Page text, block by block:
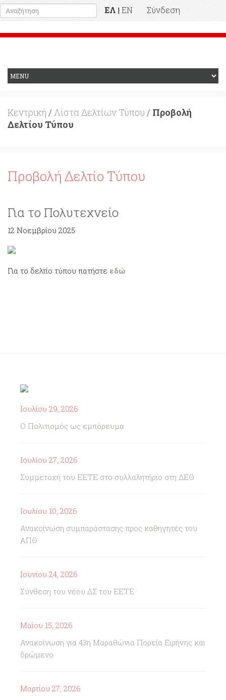
ΕΛ | EN
Σύνδεση
Κεντρική / Λίστα Δελτίων Τύπου / Προβολή
Δελτίου Τύπου
Προβολή Δελτίο Τύπου
Για το Πολυτεχνείο
12 Νοεμβρίου 2025
Για το δελτίο τύπου πατήστε εδώ
Ιουλίου 29, 2026
Ο Πολιτισμός ως εμπόρευμα
Ιουλίου 27, 2026
Συμμετοχή του ΕΕΤΕ στο συλλαλητήριο στη ΔΕΘ
Ιουλίου 10, 2026
Ανακοίνωση συμπαράστασης προς καθηγητές του
ΑΠΘ
Ιουνίου 24, 2026
Σύνθεση του νέου ΔΣ του ΕΕΤΕ
Μαΐου 15, 2026
Ανακοίνωση για 43η Μαραθώνια Πορεία Ειρήνης και
δρώμενο
Μαρτίου 27, 2026